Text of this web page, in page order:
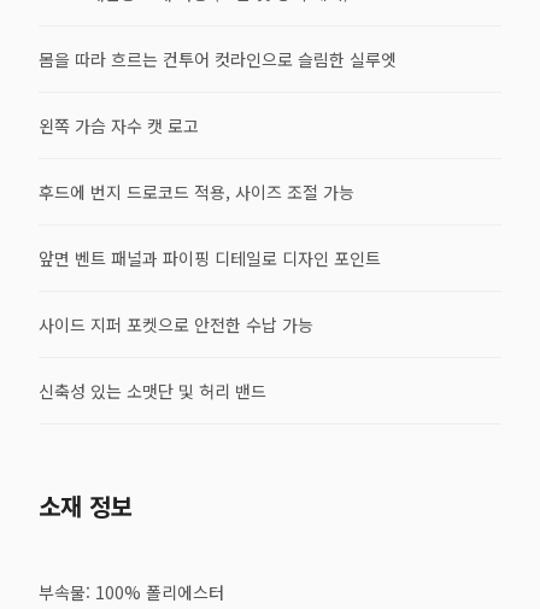
몸을 따라 흐르는 컨투어 컷라인으로 슬림한 실루엣
왼쪽 가슴 자수 캣 로고
후드에 번지 드로코드 적용, 사이즈 조절 가능
앞면 벤트 패널과 파이핑 디테일로 디자인 포인트
사이드 지퍼 포켓으로 안전한 수납 가능
신축성 있는 소맷단 및 허리 밴드
소재 정보
부속물: 100% 폴리에스터